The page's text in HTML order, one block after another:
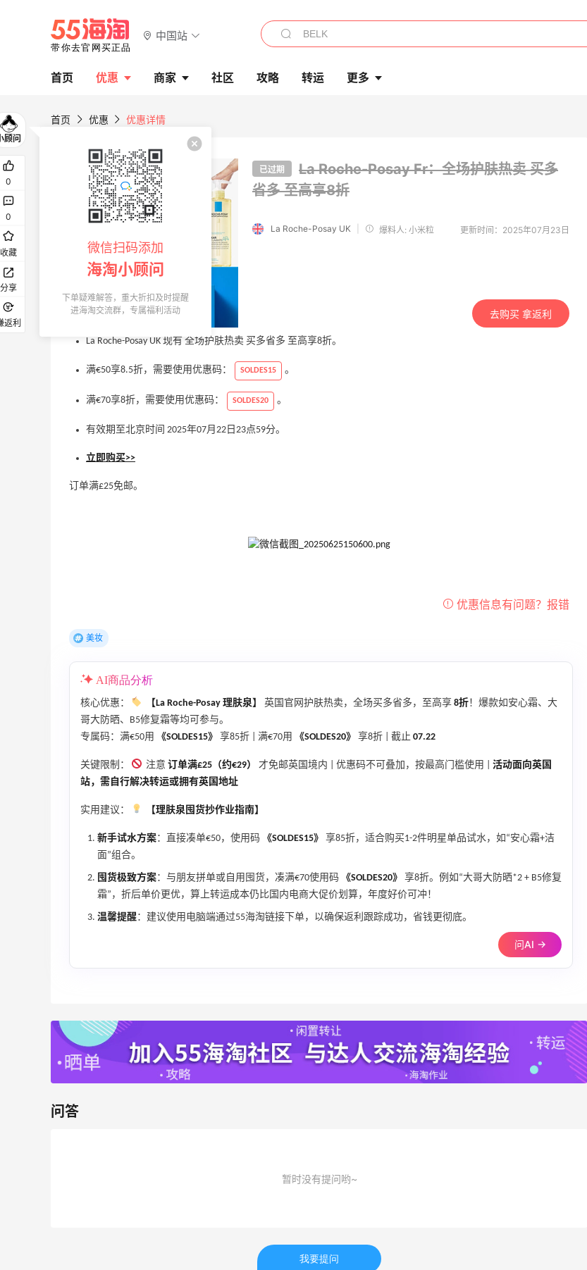
中国站
首页 优惠 商家 社区 攻略 转运 更多
首页 优惠 优惠详情
已过期 La Roche-Posay Fr：全场护肤热卖买多
省多 至高享8折
La Roche-Posay UK 爆料人: 小米粒 更新时间：2025年07月23日
去购买 拿返利
La Roche-Posay UK 现有 全场护肤热卖 买多省多 至高享8折。
满€50享8.5折，需要使用优惠码： SOLDES15 。
满€70享8折，需要使用优惠码： SOLDES20 。
有效期至北京时间 2025年07月22日23点59分。
立即购买>>
订单满£25免邮。
美妆
AI商品分析
核心优惠： 【La Roche-Posay 理肤泉】 英国官网护肤热卖，全场买多省多，至高享 8折！爆款如安心霜、大
哥大防晒、B5修复霜等均可参与。
专属码：满€50用
《SOLDES15》 享85折 | 满€70用 《SOLDES20》 享8折 | 截止 07.22
关键限制： 注意 订单满£25（约€29） 才免邮英国境内 | 优惠码不可叠加，按最高门槛使用 | 活动面向英国
站，需自行解决转运或拥有英国地址
实用建议： 【理肤泉囤货抄作业指南】
新手试水方案：直接凑单€50，使用码 《SOLDES15》
享85折，适合购买1-2件明星单品试水，如“安心霜+洁
面”组合。
囤货极致方案：与朋友拼单或自用囤货，凑满€70使用码 《SOLDES20》
享8折。例如“大哥大防晒*2 + B5修复
霜”，折后单价更优，算上转运成本仍比国内电商大促价划算，年度好价可冲！
温馨提醒：建议使用电脑端通过55海淘链接下单，以确保返利跟踪成功，省钱更彻底。
问AI →
问答
暂时没有提问哟~
我要提问
Sandro us：限时闪促！法式美衣精选
低至2折 千鸟格连衣裙$95
【55专享】Base Blu：时尚上新热卖 关注
PRADA、LOEWE、加拿大鹅等
享9折优惠
满$200享8.5折优惠+部分送好礼
西太后等
低至4折+额外8折
LN-CC
健身补剂、护肤洗护等
无门槛7.5折
Sephora：8月美妆满赠及折扣详情汇总更
每档门槛、折扣码及赠品一览
HK$2500（约2158.25元）
Harrods APAC
0
0
收藏
分享
返利
微信扫码添加
海淘小顾问
下单疑难解答，重大折扣及时提醒
进海淘交流群，专属福利活动